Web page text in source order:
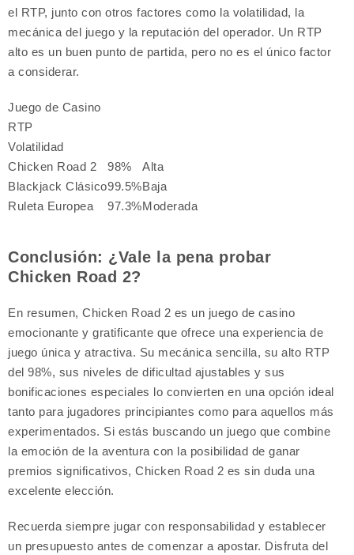
el RTP, junto con otros factores como la volatilidad, la
mecánica del juego y la reputación del operador. Un RTP
alto es un buen punto de partida, pero no es el único factor
a considerar.
Juego de Casino
RTP
Volatilidad
Chicken Road 2
98%
Alta
Blackjack Clásico99.5%Baja
Ruleta Europea
97.3%Moderada
Conclusión: ¿Vale la pena probar
Chicken Road 2?
En resumen, Chicken Road 2 es un juego de casino
emocionante y gratificante que ofrece una experiencia de
juego única y atractiva. Su mecánica sencilla, su alto RTP
del 98%, sus niveles de dificultad ajustables y sus
bonificaciones especiales lo convierten en una opción ideal
tanto para jugadores principiantes como para aquellos más
experimentados. Si estás buscando un juego que combine
la emoción de la aventura con la posibilidad de ganar
premios significativos, Chicken Road 2 es sin duda una
excelente elección.
Recuerda siempre jugar con responsabilidad y establecer
un presupuesto antes de comenzar a apostar. Disfruta del